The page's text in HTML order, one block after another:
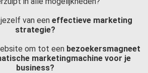
van eeneffectieve marketing
strategie?
om tot een bezoekersmagneet
marketingmachine voor je
business?